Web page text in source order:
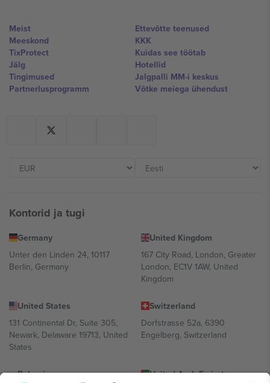
Meist
Meeskond
TixProtect
Jälg
Tingimused
Partnerlusprogramm
Ettevõtte teenused
KKK
Kuidas see töötab
Hotellid
Jalgpalli MM-i keskus
Võtke meiega ühendust
Kontorid ja tugi
Germany
Unter den Linden 24, 10117
Berlin, Germany
United Kingdom
167 City Road, London, Greater
London, EC1V 1AW, United
Kingdom
United States
131 Continental Dr, Suite 305,
Newark, Delaware 19713, United
States
Switzerland
Dorfstrasse 52a, 6390
Engelberg, Switzerland
Bulgaria
United Arab Emirates